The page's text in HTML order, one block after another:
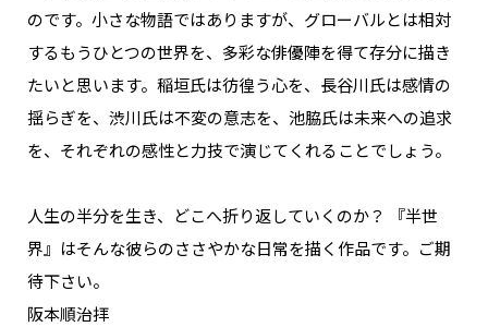
のです。小さな物語ではありますが、グローバルとは相対
するもうひとつの世界を、多彩な俳優陣を得て存分に描き
たいと思います。稲垣氏は彷徨う心を、長谷川氏は感情の
揺らぎを、渋川氏は不変の意志を、池脇氏は未来への追求
を、それぞれの感性と力技で演じてくれることでしょう。
人生の半分を生き、どこへ折り返していくのか？ 『半世
界』はそんな彼らのささやかな日常を描く作品です。ご期
待下さい。
阪本順治拝